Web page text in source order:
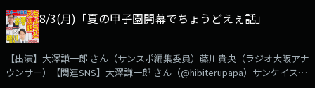
「Ｘ」などSNSでは #ちょうどえぇラジオを付けて呟いて下さいね。
8/3(月)「夏の甲子園開幕でちょうどえぇ話」
【出演】大澤謙一郎 さん（サンスポ編集委員）藤川貴央（ラジオ大阪アナ
ウンサー）【関連SNS】大澤謙一郎 さん（@hibiterupapa）サンケイスポ